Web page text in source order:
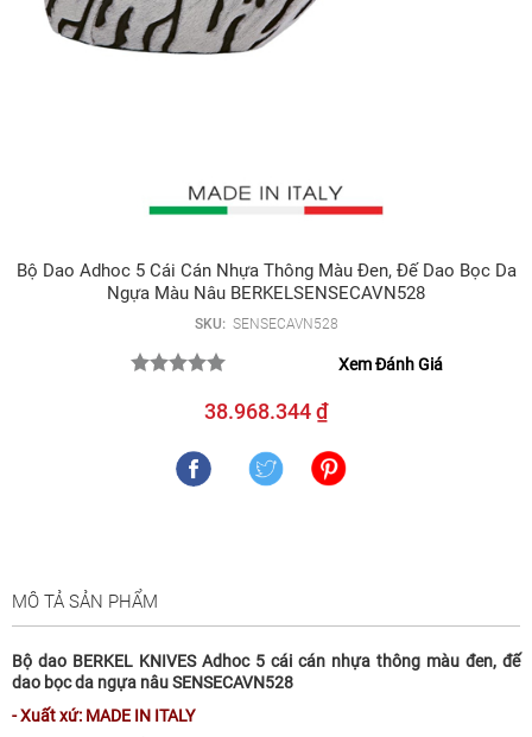
Bộ Dao Adhoc 5 Cái Cán Nhựa Thông Màu Đen, Đế Dao Bọc Da
Ngựa Màu Nâu BERKELSENSECAVN528
SKU: SENSECAVN528
Xem Đánh Giá
38.968.344 ₫
MÔ TẢ SẢN PHẨM
Bộ dao BERKEL KNIVES Adhoc 5 cái cán nhựa thông màu đen, đế
dao bọc da ngựa nâu SENSECAVN528
- Xuất xứ: MADE IN ITALY